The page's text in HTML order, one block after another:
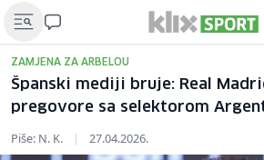
ZAMJENA ZA ARBELOU
Španski mediji bruje: Real
pregovore sa selektorom
Piše: N. K. | 27.04.2026.